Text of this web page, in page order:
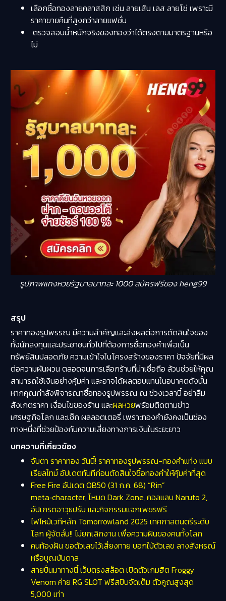
เลือกซื้อทองลายคลาสสิก เช่น ลายเส้น เลส ลายโซ่ เพราะมี
ราคาขายคืนที่สูงกว่าลายแฟชั่น
ตรวจสอบน้ำหนักจริงของทองว่าได้ตรงตามมาตรฐานหรือ
ไม่
รูปภาพแทงหวยรัฐบาลบาทละ 1000 สมัครฟรีของ heng99
สรุป
ราคาทองรูปพรรณ มีความสำคัญและส่งผลต่อการตัดสินใจของ
ทั้งนักลงทุนและประชาชนทั่วไปที่ต้องการซื้อทองคำเพื่อเป็น
ทรัพย์สินปลอดภัย ความเข้าใจในโครงสร้างของราคา ปัจจัยที่มีผล
ต่อความผันผวน ตลอดจนการเลือกร้านที่น่าเชื่อถือ ล้วนช่วยให้คุณ
สามารถใช้เงินอย่างคุ้มค่า และอาจได้ผลตอบแทนในอนาคตดังนั้น
หากคุณกำลังพิจารณาซื้อทองรูปพรรณ ณ ช่วงเวลานี้ อย่าลืม
สังเกตราคา เงื่อนไขของร้าน และผลหวยพร้อมติดตามข่าว
เศรษฐกิจโลก และเช็ก ผลลอตเตอรี่ เพราะทองคำยังคงเป็นช่อง
ทางหนึ่งที่ช่วยป้องกันความเสี่ยงทางการเงินในระยะยาว
บทความที่เกี่ยวข้อง
จับตา ราคาทอง วันนี้! ราคาทองรูปพรรณ-ทองคำแท่ง แบบ
เรียลไทม์ อัปเดตทันทีก่อนตัดสินใจซื้อทองคำให้คุ้มค่าที่สุด
Free Fire อัปเดต OB50 (31 ก.ค. 68) “Rin”
meta‑character, โหมด Dark Zone, คอลแลบ Naruto 2,
อัปเกรดอาวุธปรับ และกิจกรรมแจกเพชรฟรี
ไฟไหม้เวทีหลัก Tomorrowland 2025 เทศกาลดนตรีระดับ
โลก ผู้จัดลั่น!! ไม่ยกเลิกงาน เพื่อความฝันของคนทั้งโลก
คนท้องฝัน ขอตัวเลขไว้เสี่ยงทาย บอกใบ้ตัวเลข ลางสังหรณ์
หรือบุญบันดาล
สายปั่นมาทางนี้ เว็บตรงสล็อต เปิดตัวเกมฮิต Froggy
Venom ค่าย RG SLOT ฟรีสปินจัดเต็ม ตัวคูณสูงสุด
5,000 เท่า